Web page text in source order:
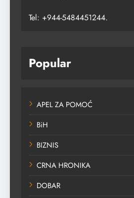
Tel: +944-5484451244.
Popular
APEL ZA POMOĆ
BiH
BIZNIS
CRNA HRONIKA
DOBAR